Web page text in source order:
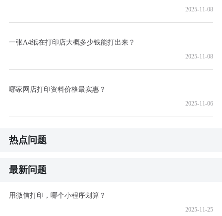
2025-11-08
一张A4纸在打印店大概多少钱能打出来？
2025-11-08
哪家网店打印资料价格最实惠？
2025-11-06
热点问题
最新问题
用微信打印，哪个小程序划算？
2025-11-25